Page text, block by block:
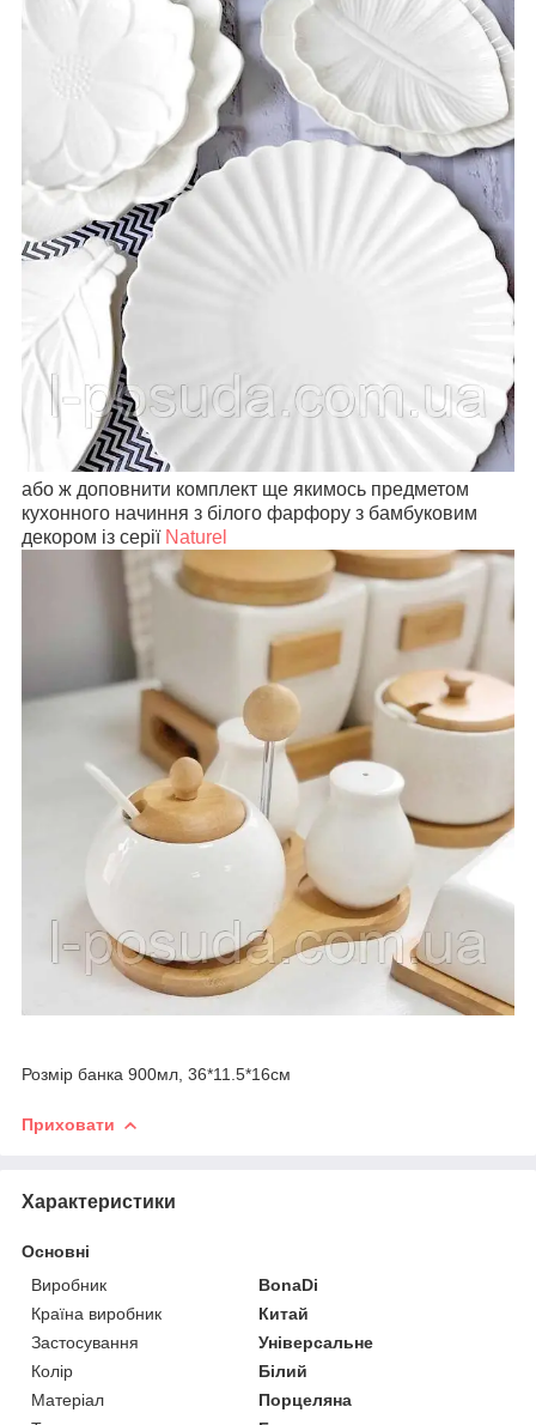
або ж доповнити комплект ще якимось предметом
кухонного начиння з білого фарфору з бамбуковим
декором із серії Naturel
Розмір банка 900мл, 36*11.5*16см
Приховати
Характеристики
Основні
Виробник
BonaDi
Країна виробник
Китай
Застосування
Універсальне
Колір
Білий
Матеріал
Порцеляна